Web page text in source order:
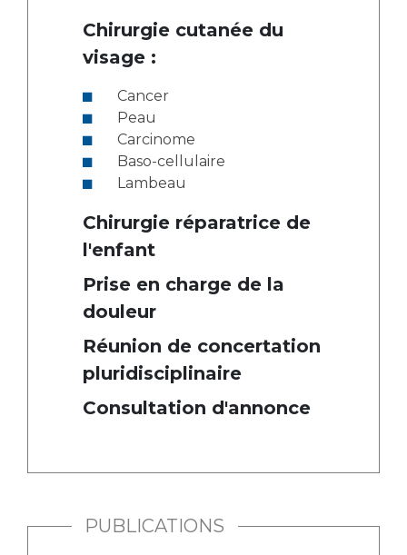
Chirurgie cutanée du
visage :
Cancer
Peau
Carcinome
Baso-cellulaire
Lambeau
Chirurgie réparatrice de
l'enfant
Prise en charge de la
douleur
Réunion de concertation
pluridisciplinaire
Consultation d'annonce
PUBLICATIONS